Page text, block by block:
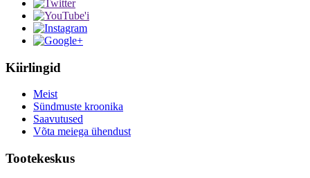
Kiirlingid
Meist
Sündmuste kroonika
Saavutused
Võta meiega ühendust
Tootekeskus